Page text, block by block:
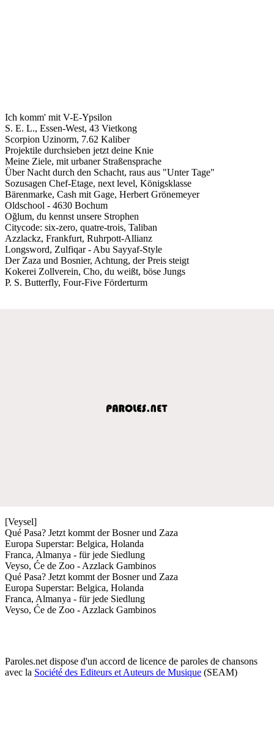
Ich komm' mit V-E-Ypsilon
S. E. L., Essen-West, 43 Vietkong
Scorpion Uzinorm, 7.62 Kaliber
Projektile durchsieben jetzt deine Knie
Meine Ziele, mit urbaner Straßensprache
Über Nacht durch den Schacht, raus aus "Unter Tage"
Sozusagen Chef-Etage, next level, Königsklasse
Bärenmarke, Cash mit Gage, Herbert Grönemeyer
Oldschool - 4630 Bochum
Oğlum, du kennst unsere Strophen
Citycode: six-zero, quatre-trois, Taliban
Azzlackz, Frankfurt, Ruhrpott-Allianz
Longsword, Zulfiqar - Abu Sayyaf-Style
Der Zaza und Bosnier, Achtung, der Preis steigt
Kokerei Zollverein, Cho, du weißt, böse Jungs
P. S. Butterfly, Four-Five Förderturm
[Veysel]
Qué Pasa? Jetzt kommt der Bosner und Zaza
Europa Superstar: Belgica, Holanda
Franca, Almanya - für jede Siedlung
Veyso, Će de Zoo - Azzlack Gambinos
Qué Pasa? Jetzt kommt der Bosner und Zaza
Europa Superstar: Belgica, Holanda
Franca, Almanya - für jede Siedlung
Veyso, Će de Zoo - Azzlack Gambinos
Paroles.net dispose d'un accord de licence de paroles de chansons
avec la Société des Editeurs et Auteurs de Musique (SEAM)